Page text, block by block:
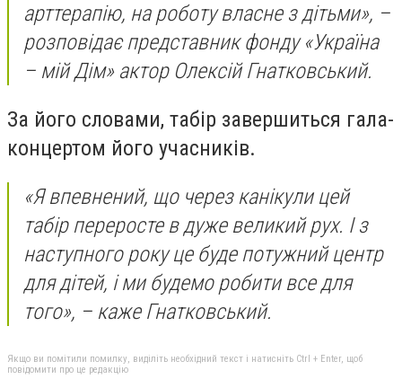
арттерапію, на роботу власне з дітьми», –
розповідає представник фонду «Україна
– мій Дім» актор Олексій Гнатковський.
За його словами, табір завершиться гала-
концертом його учасників.
«Я впевнений, що через канікули цей
табір переросте в дуже великий рух. І з
наступного року це буде потужний центр
для дітей, і ми будемо робити все для
того», – каже Гнатковський.
Якщо ви помітили помилку, виділіть необхідний текст і натисніть Ctrl + Enter, щоб
повідомити про це редакцію